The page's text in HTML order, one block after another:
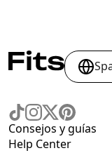
Consejos y guías
Help Center